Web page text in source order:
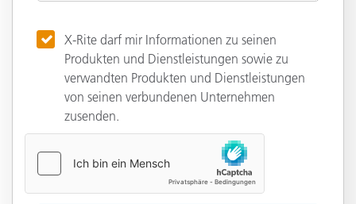
X-Rite darf mir Informationen zu seinen
Produkten und Dienstleistungen sowie zu
verwandten Produkten und Dienstleistungen
von seinen verbundenen Unternehmen
zusenden.